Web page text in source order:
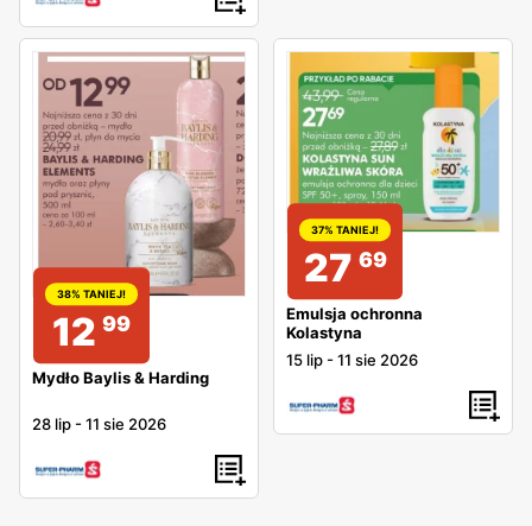
38% TANIEJ!
12 99
Mydło Baylis & Harding
28 lip -11 sie 2026
37% TANIEJ!
27 69
Emulsja ochronna
Kolastyna
15 lip -11 sie 2026